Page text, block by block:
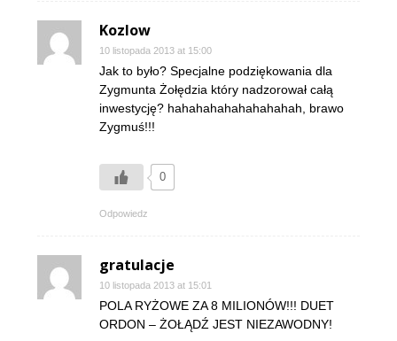
Kozlow
10 listopada 2013 at 15:00
Jak to było? Specjalne podziękowania dla
Zygmunta Żołędzia który nadzorował całą
inwestycję? hahahahahahahahahah, brawo
Zygmuś!!!
0
Odpowiedz
gratulacje
10 listopada 2013 at 15:01
POLA RYŻOWE ZA 8 MILIONÓW!!! DUET
ORDON – ŻOŁĄDŹ JEST NIEZAWODNY!